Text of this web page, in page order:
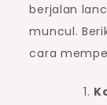
berjalan
muncul.
cara